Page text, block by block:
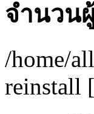
จำนวน
/home/
reinstall